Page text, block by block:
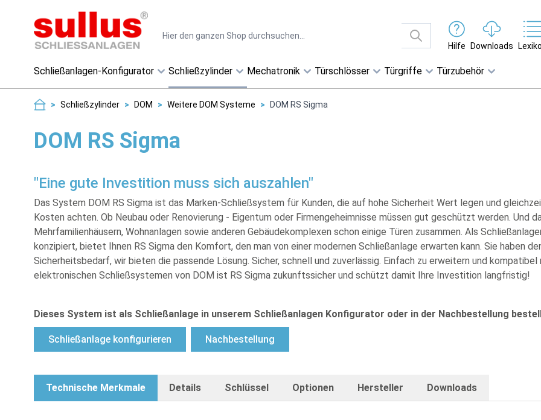
Hilfe
Downloads
Schließanlagen-Konfigurator Schließzylinder Mechatronik Türschlösser Türgriffe Türzubehör
> Schließzylinder > DOM > Weitere DOM Systeme > DOM RS Sigma
DOM RS Sigma
"Eine gute Investition muss sich auszahlen"
Das System DOM RS Sigma ist das Marken-Schließsystem für Kunden, die auf hohe Sicherheit Wert legen und
Kosten achten. Ob Neubau oder Renovierung - Eigentum oder Firmengeheimnisse müssen gut geschützt werden. Und
Mehrfamilienhäusern, Wohnanlagen sowie anderen Gebäudekomplexen schon einige Türen zusammen. Als
konzipiert, bietet Ihnen RS Sigma den Komfort, den man von einer modernen Schließanlage erwarten kann. Sie haben
Sicherheitsbedarf, wir bieten die passende Lösung. Sicher, schnell und zuverlässig. Einfach zu erweitern und kompatibel
elektronischen Schließsystemen von DOM ist RS Sigma zukunftssicher und schützt damit Ihre Investition langfristig!
Dieses System ist als Schließanlage in unserem Schließanlagen Konfigurator oder in der Nachbestellung
Schließanlage konfigurieren Nachbestellung
Technische Merkmale Details Schlüssel Optionen Hersteller Downloads